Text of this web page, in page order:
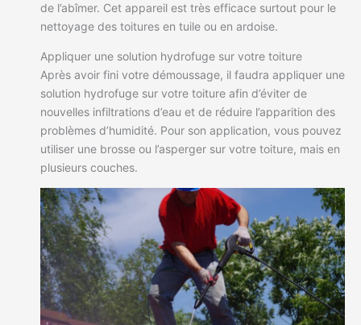
de l’abîmer. Cet appareil est très efficace surtout pour le
nettoyage des toitures en tuile ou en ardoise.
Appliquer une solution hydrofuge sur votre toiture
Après avoir fini votre démoussage, il faudra appliquer une
solution hydrofuge sur votre toiture afin d’éviter de
nouvelles infiltrations d’eau et de réduire l’apparition des
problèmes d’humidité. Pour son application, vous pouvez
utiliser une brosse ou l’asperger sur votre toiture, mais en
plusieurs couches.